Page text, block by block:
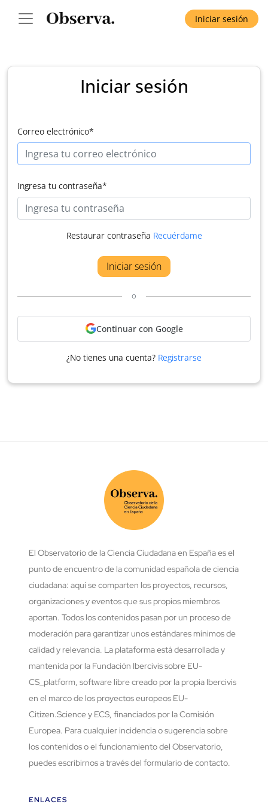
Iniciar sesión
Iniciar sesión
Correo electrónico*
Ingresa tu contraseña*
Restaurar contraseña Recuérdame
Iniciar sesión
o
Continuar con Google
¿No tienes una cuenta? Registrarse
El Observatorio de la Ciencia Ciudadana en España es el
punto de encuentro de la comunidad española de ciencia
ciudadana: aquí se comparten los proyectos, recursos,
organizaciones y eventos que sus propios miembros
aportan. Todos los contenidos pasan por un proceso de
moderación para garantizar unos estándares mínimos de
calidad y relevancia. La plataforma está desarrollada y
mantenida por la Fundación Ibercivis sobre EU-
CS_platform, software libre creado por la propia Ibercivis
en el marco de los proyectos europeos EU-
Citizen.Science y ECS, financiados por la Comisión
Europea. Para cualquier incidencia o sugerencia sobre
los contenidos o el funcionamiento del Observatorio,
puedes escribirnos a través del formulario de contacto.
ENLACES